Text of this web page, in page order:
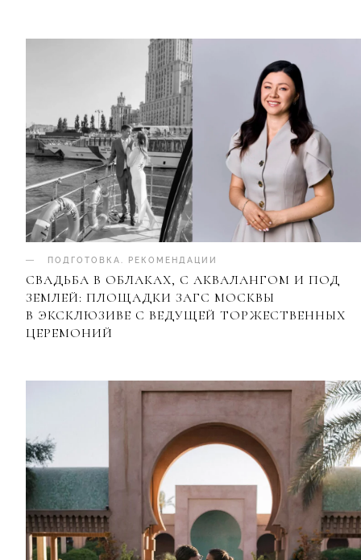
ПОДГОТОВКА РЕКОМЕНДАЦИИ
СВАДЬБА В ОБЛАКАХ, С АКВАЛАНГОМ И ПОД
ЗЕМЛЕЙ: ПЛОЩАДКИ ЗАГС МОСКВЫ
В ЭКСКЛЮЗИВЕ С ВЕДУЩЕЙ ТОРЖЕСТВЕННЫХ
ЦЕРЕМОНИЙ